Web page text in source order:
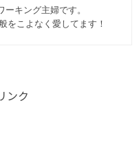
キング主婦です。
をこよなく愛してます︎！
ンク